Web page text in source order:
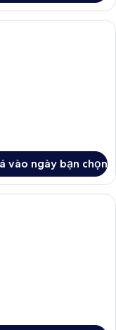
cao cấp, két bảo mật
vào ngày bạn chọn